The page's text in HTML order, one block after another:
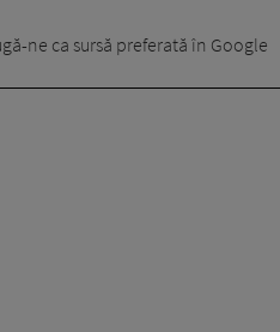
ne ca sursă preferată în Google